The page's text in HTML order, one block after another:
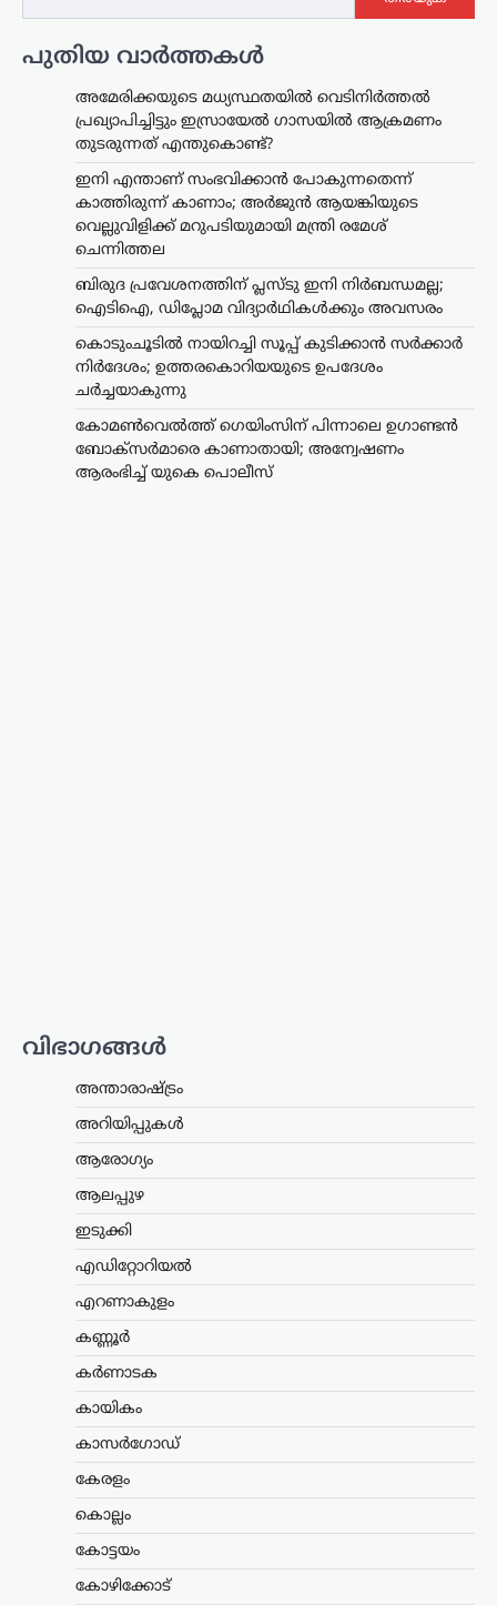
പുതിയ വാർത്തകൾ
അമേരിക്കയുടെ മധ്യസ്ഥതയിൽ വെടിനിർത്തൽ
പ്രഖ്യാപിച്ചിട്ടും ഇസ്രായേൽ ഗാസയിൽ ആക്രമണം
തുടരുന്നത് എന്തുകൊണ്ട്?
ഇനി എന്താണ് സംഭവിക്കാൻ പോകുന്നതെന്ന്
കാത്തിരുന്ന് കാണാം; അർജുൻ ആയങ്കിയുടെ
വെല്ലുവിളിക്ക് മറുപടിയുമായി മന്ത്രി രമേശ്
ചെന്നിത്തല
ബിരുദ പ്രവേശനത്തിന് പ്ലസ്ടു ഇനി നിർബന്ധമല്ല;
ഐടിഐ, ഡിപ്ലോമ വിദ്യാർഥികൾക്കും അവസരം
കൊടുംചൂടിൽ നായിറച്ചി സൂപ്പ് കുടിക്കാൻ സർക്കാർ
നിർദേശം; ഉത്തരകൊറിയയുടെ ഉപദേശം
ചർച്ചയാകുന്നു
കോമൺവെൽത്ത് ഗെയിംസിന് പിന്നാലെ ഉഗാണ്ടൻ
ബോക്സർമാരെ കാണാതായി; അന്വേഷണം
ആരംഭിച്ച് യുകെ പൊലീസ്
വിഭാഗങ്ങൾ
അന്താരാഷ്ട്രം
അറിയിപ്പുകൾ
ആരോഗ്യം
ആലപ്പുഴ
ഇടുക്കി
എഡിറ്റോറിയൽ
എറണാകുളം
കണ്ണൂർ
കർണാടക
കായികം
കാസർഗോഡ്
കേരളം
കൊല്ലം
കോട്ടയം
കോഴിക്കോട്
കായികം
കോമൺവെൽത്ത്
ഗെയിംസിന് പിന്നാലെ
ഉഗാണ്ടൻ
സംസ്ഥാനത്തെ ക്ഷേമപെൻഷൻ
വിതരണ സംവിധാനത്തിൽ സുപ്രധാന
മാറ്റം വരുത്തി സർക്കാർ. സഹകരണ
ബാങ്കുകൾ മുഖേന
ഗുണഭോക്താക്കളുടെ വീടുകളിൽ നേരിട്ട്
അവസാനിപ്പിച്ച്, തുക നേരിട്ട്…
ജെൻ Zഉം ജെൻ
ആൽഫയും കൂടുതൽ
സത്യസന്ധർ; വിദ്യാഭ്യാസ
പരിഷ്കാരം വേണം:
മോഹൻ ഭാഗവത്
രാജ്യത്തെ യുവതലമുറയെയും
ശ്രദ്ധേയമായ പരാമർശങ്ങളുമായി
ഭാഗവത്. നിലവിലെ മുതിർന്ന
സത്യസന്ധതയും തുറന്ന മനസും ‘ജെൻ